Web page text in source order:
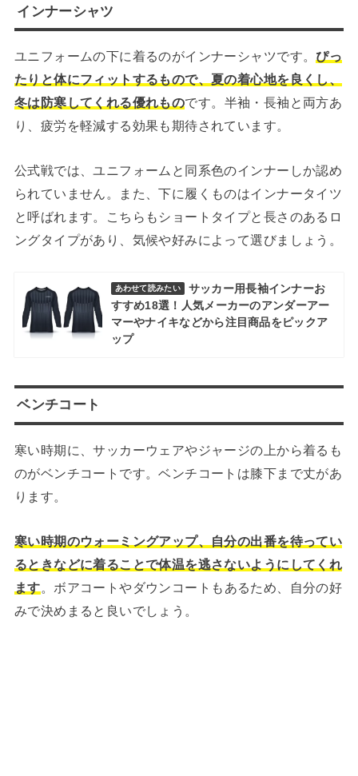
インナーシャツ
ユニフォームの下に着るのがインナーシャツです。 ぴっ
たりと体にフィットするもので、夏の着心地を良くし、
冬は防寒してくれる優れものです。半袖・長袖と両方あ
り、疲労を軽減する効果も期待されています。
公式戦では、ユニフォームと同系色のインナーしか認め
られていません。また、下に履くものはインナータイツ
と呼ばれます。こちらもショートタイプと長さのあるロ
ングタイプがあり、気候や好みによって選びましょう。
あわせて読みたい
サッカー用長袖インナーお
すすめ18選！人気メーカーのアンダーアー
マーやナイキなどから注目商品をピックア
ップ
ベンチコート
寒い時期に、サッカーウェアやジャージの上から着るも
のがベンチコートです。ベンチコートは膝下まで丈があ
ります。
寒い時期のウォーミングアップ、自分の出番を待ってい
るときなどに着ることで体温を逃さないようにしてくれ
ます。ボアコートやダウンコートもあるため、自分の好
みで決めまると良いでしょう。